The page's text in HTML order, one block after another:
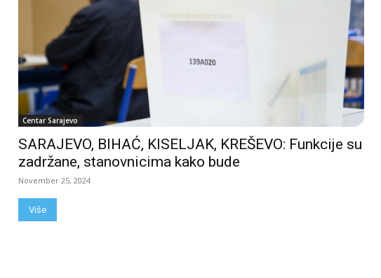
Centar Sarajevo
SARAJEVO, BIHAĆ, KISELJAK, KREŠEVO: Funkcije su
zadržane, stanovnicima kako bude
November 25, 2024
Više